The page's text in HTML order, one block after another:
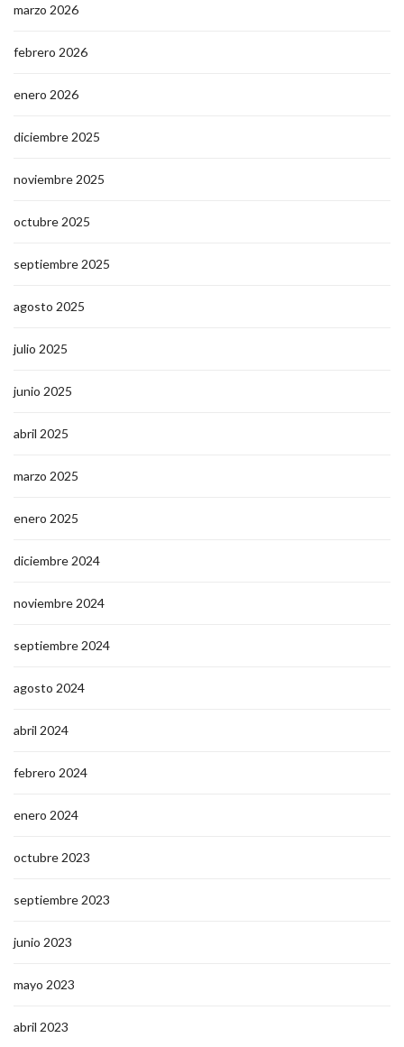
marzo 2026
febrero 2026
enero 2026
diciembre 2025
noviembre 2025
octubre 2025
septiembre 2025
agosto 2025
julio 2025
junio 2025
abril 2025
marzo 2025
enero 2025
diciembre 2024
noviembre 2024
septiembre 2024
agosto 2024
abril 2024
febrero 2024
enero 2024
octubre 2023
septiembre 2023
junio 2023
mayo 2023
abril 2023